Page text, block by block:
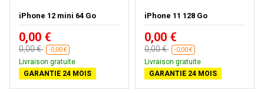
iPhone 12 mini 64 Go
0,00 €
0,00 € -0,00 €
Livraison gratuite
GARANTIE 24 MOIS
iPhone 11 128 Go
0,00 €
0,00 € -0,00 €
Livraison gratuite
GARANTIE 24 MOIS